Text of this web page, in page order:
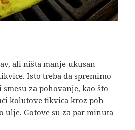
ali ništa manje ukusan
Isto treba da spremimo
za pohovanje, kao što
kolutove tikvica kroz poh
ulje. Gotove su za par minuta